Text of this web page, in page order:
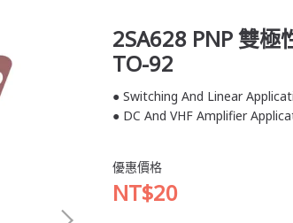
2SA628 PNP 雙
TO-92
● Switching And Linear
● DC And VHF Amplifier
優惠價格
NT$20